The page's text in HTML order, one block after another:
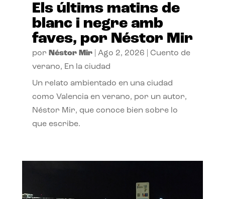
Els últims matins de
blanc i negre amb
faves, por Néstor Mir
por Néstor Mir| Ago 2, 2026
Cuento de
verano, En la ciudad
Un relato ambientado en una ciudad
como Valencia en verano, por un autor,
Néstor Mir, que conoce bien sobre lo
que escribe.